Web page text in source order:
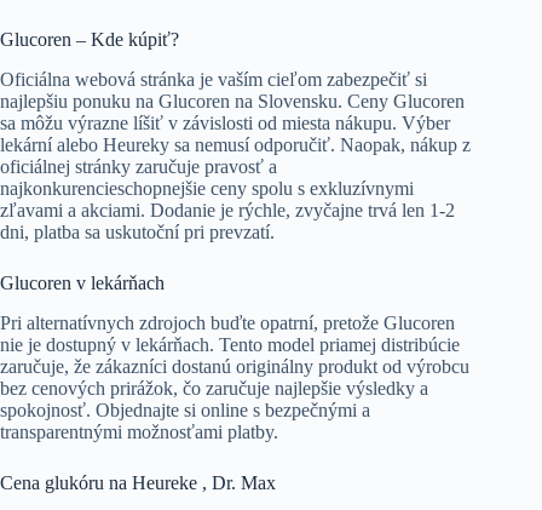
Glucoren – Kde kúpiť?
Oficiálna webová stránka je vaším cieľom zabezpečiť si
najlepšiu ponuku na Glucoren na Slovensku. Ceny Glucoren
sa môžu výrazne líšiť v závislosti od miesta nákupu. Výber
lekární alebo Heureky sa nemusí odporučiť. Naopak, nákup z
oficiálnej stránky zaručuje pravosť a
najkonkurencieschopnejšie ceny spolu s exkluzívnymi
zľavami a akciami. Dodanie je rýchle, zvyčajne trvá len 1-2
dni, platba sa uskutoční pri prevzatí.
Glucoren v lekárňach
Pri alternatívnych zdrojoch buďte opatrní, pretože Glucoren
nie je dostupný v lekárňach. Tento model priamej distribúcie
zaručuje, že zákazníci dostanú originálny produkt od výrobcu
bez cenových prirážok, čo zaručuje najlepšie výsledky a
spokojnosť. Objednajte si online s bezpečnými a
transparentnými možnosťami platby.
Cena glukóru na Heureke , Dr. Max